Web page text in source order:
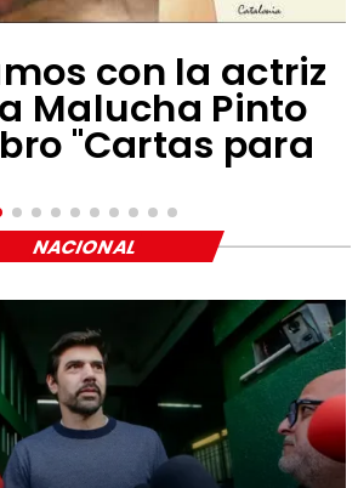
con la actriz
Malucha Pinto
"Cartas para
NACIONAL